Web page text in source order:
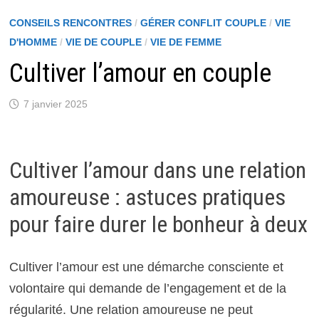
CONSEILS RENCONTRES/ GÉRER CONFLIT COUPLE/ VIE
D'HOMME/ VIE DE COUPLE/ VIE DE FEMME
Cultiver l’amour en couple
7 janvier 2025
Cultiver l’amour dans une relation
amoureuse : astuces pratiques
pour faire durer le bonheur à deux
Cultiver l’amour est une démarche consciente et
volontaire qui demande de l’engagement et de la
régularité. Une relation amoureuse ne peut